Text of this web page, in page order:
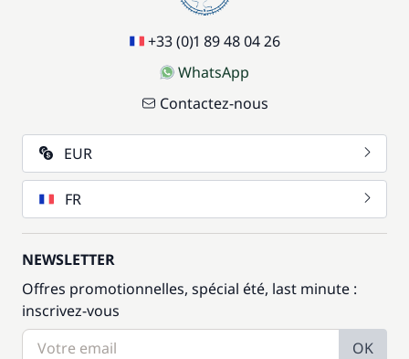
+33 (0)1 89 48 04 26
WhatsApp
Contactez-nous
EUR
FR
NEWSLETTER
Offres promotionnelles, spécial été, last minute :
inscrivez-vous
OK